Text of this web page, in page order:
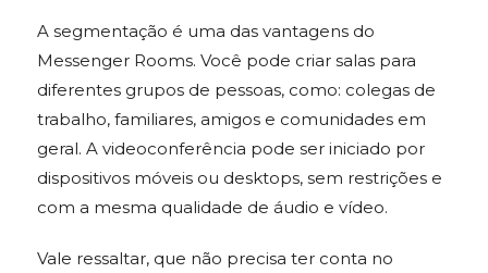
A segmentação é uma das vantagens do
Messenger Rooms. Você pode criar salas para
diferentes grupos de pessoas, como: colegas de
trabalho, familiares, amigos e comunidades em
geral. A videoconferência pode ser iniciado por
dispositivos móveis ou desktops, sem restrições e
com a mesma qualidade de áudio e vídeo.
Vale ressaltar, que não precisa ter conta no